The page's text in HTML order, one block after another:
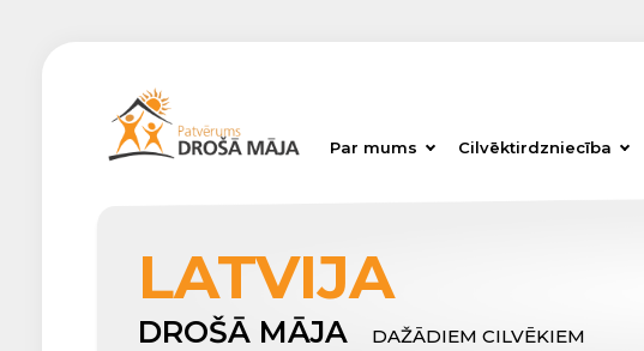
Par mums Cilvēktirdzniecība
LATVIJA
DROŠĀ MĀJA DAŽĀDIEM CILVĒKIEM